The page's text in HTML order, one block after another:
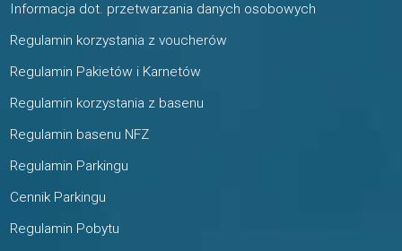
Informacja dot. przetwarzania danych osobowych
Regulamin korzystania z voucherów
Regulamin Pakietów i Karnetów
Regulamin korzystania z basenu
Regulamin basenu NFZ
Regulamin Parkingu
Cennik Parkingu
Regulamin Pobytu